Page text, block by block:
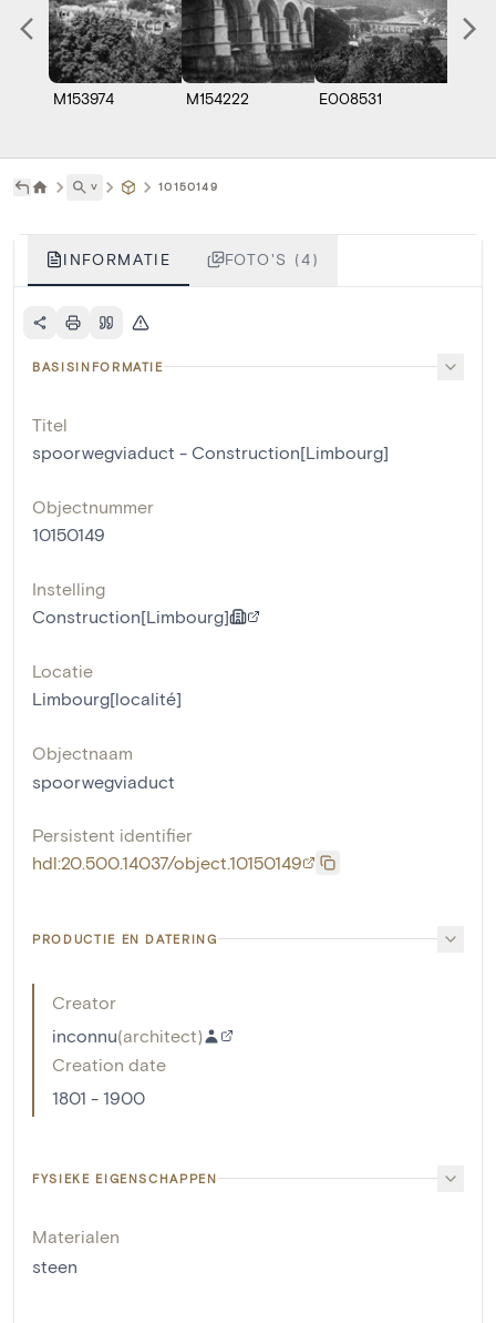
M153974 M154222 E008531
˅ 10150149
INFORMATIE FOTO'S (4)
BASISINFORMATIE
Titel
spoorwegviaduct - Construction[Limbourg]
Objectnummer
10150149
Instelling
Construction[Limbourg]
Locatie
Limbourg[localité]
Objectnaam
spoorwegviaduct
Persistent identifier
hdl:20.500.14037/object.10150149
PRODUCTIE EN DATERING
Creator
inconnu(architect)
Creation date
1801 - 1900
FYSIEKE EIGENSCHAPPEN
Materialen
steen